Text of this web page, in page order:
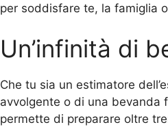
per soddisfare te, la famiglia
Un’infinità di
Che tu sia un estimatore
avvolgente o di una bevanda
permette di preparare oltre